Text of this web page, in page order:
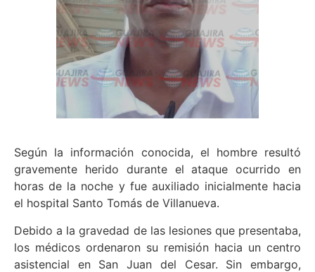
Según la información conocida, el hombre resultó
gravemente herido durante el ataque ocurrido en
horas de la noche y fue auxiliado inicialmente hacia
el hospital Santo Tomás de Villanueva.
Debido a la gravedad de las lesiones que presentaba,
los médicos ordenaron su remisión hacia un centro
asistencial en San Juan del Cesar. Sin embargo,